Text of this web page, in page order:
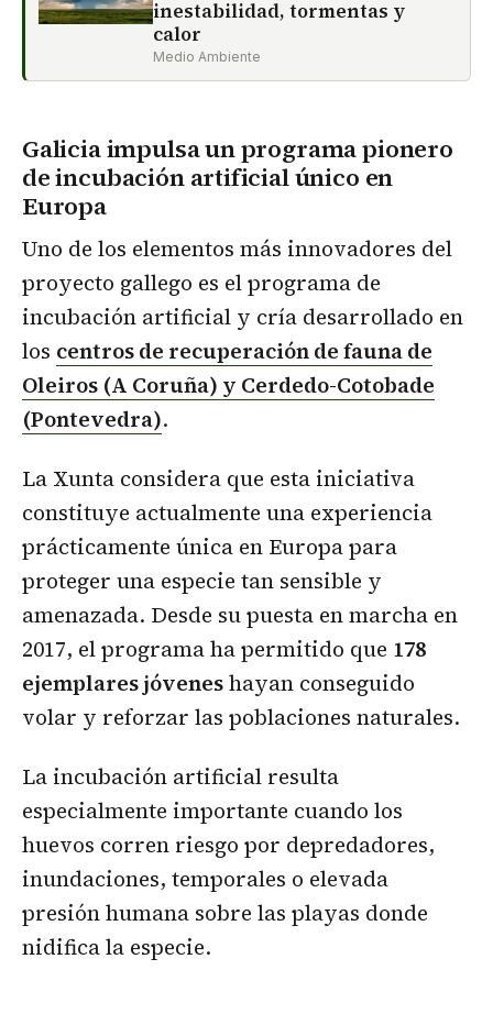
inestabilidad, tormentas y
calor
Medio Ambiente
Galicia impulsa un programa pionero
de incubación artificial único en
Europa
Uno de los elementos más innovadores del
proyecto gallego es el programa de
incubación artificial y cría desarrollado en
los centros de recuperación de fauna de
Oleiros (A Coruña) y Cerdedo-Cotobade
(Pontevedra).
La Xunta considera que esta iniciativa
constituye actualmente una experiencia
prácticamente única en Europa para
proteger una especie tan sensible y
amenazada. Desde su puesta en marcha en
2017, el programa ha permitido que 178
ejemplares jóveneshayan conseguido
volar y reforzar las poblaciones naturales.
La incubación artificial resulta
especialmente importante cuando los
huevos corren riesgo por depredadores,
inundaciones, temporales o elevada
presión humana sobre las playas donde
nidifica la especie.